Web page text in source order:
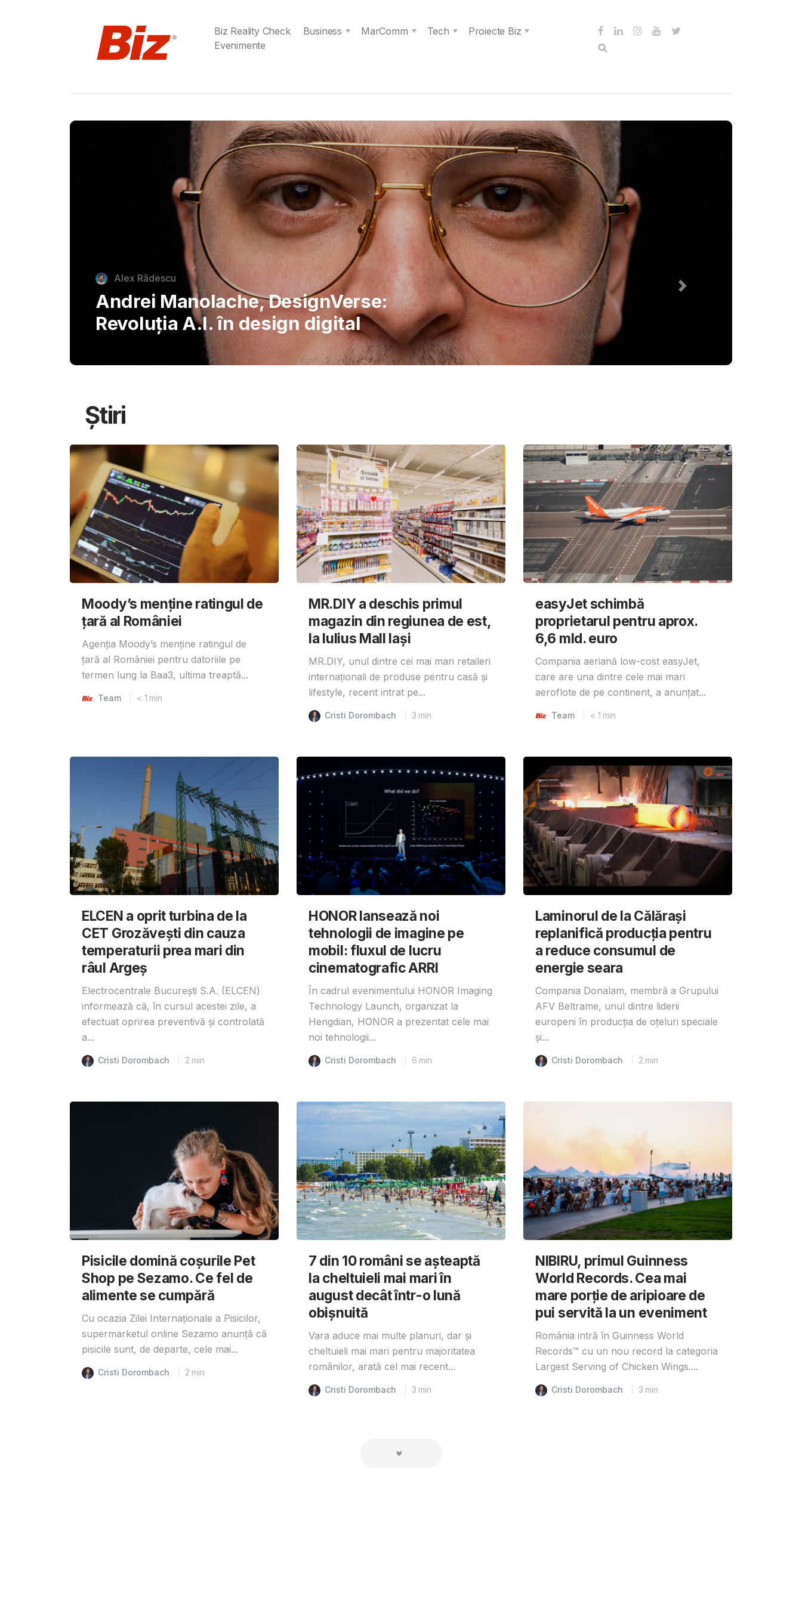
Biz Reality Check Business MarComm Tech
Proiecte Biz
Evenimente
Gabriel Barliga
Birra Moretti® a adus spiritul unei
autentice piazzette italiene în
București, invitând publicul să
savureze plăcerile simple ale vieții
Știri
Moody’s menține ratingul de
țară al României
Agenția Moody’s menține ratingul de
țară al României pentru datoriile pe
termen lung la Baa3, ultima treaptă...
Team < 1 min
MR.DIY a deschis primul
magazin din regiunea de est,
la Iulius Mall Iași
MR.DIY, unul dintre cei mai mari retaileri
internaționali de produse pentru casă și
lifestyle, recent intrat pe...
Cristi Dorombach 3 min
easyJet schimbă
proprietarul pentru aprox.
6,6 mld. euro
Compania aeriană low-cost easyJet,
care are una dintre cele mai mari
aeroflote de pe continent, a anunțat...
Team < 1 min
ELCEN a oprit turbina de la
CET Grozăvești din cauza
temperaturii prea mari din
râul Argeș
Electrocentrale București S.A. (ELCEN)
informează că, în cursul acestei zile, a
efectuat oprirea preventivă și controlată
a...
Cristi Dorombach 2 min
HONOR lansează noi
tehnologii de imagine pe
mobil: fluxul de lucru
cinematografic ARRI
În cadrul evenimentului HONOR Imaging
Technology Launch, organizat la
Hengdian, HONOR a prezentat cele mai
noi tehnologii...
Cristi Dorombach 6 min
Laminorul de la Călărași
replanifică producția pentru
a reduce consumul de
energie seara
Compania Donalam, membră a Grupului
AFV Beltrame, unul dintre liderii
europeni în producția de oțeluri speciale
și...
Cristi Dorombach 2 min
Pisicile domină coșurile Pet
Shop pe Sezamo. Ce fel de
alimente se cumpără
Cu ocazia Zilei Internaționale a Pisicilor,
supermarketul online Sezamo anunță că
pisicile sunt, de departe, cele mai...
Cristi Dorombach 2 min
7 din 10 români se așteaptă
la cheltuieli mai mari în
august decât într-o lună
obișnuită
Vara aduce mai multe planuri, dar și
cheltuieli mai mari pentru majoritatea
românilor, arată cel mai recent...
Cristi Dorombach 3 min
NIBIRU, primul Guinness
World Records. Cea mai
mare porție de aripioare de
pui servită la un eveniment
România intră în Guinness World
Records™️ cu un nou record la categoria
Largest Serving of Chicken Wings....
Cristi Dorombach 3 min